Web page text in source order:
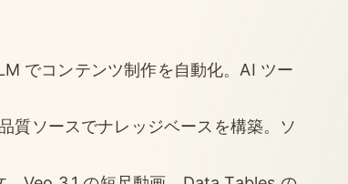
でコンテンツ制作を自動化。AI ツー
質ソースでナレッジベースを構築。ソ